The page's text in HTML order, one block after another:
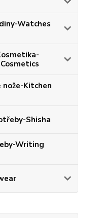
Watches
nože-Kitchen
Shisha
Writing